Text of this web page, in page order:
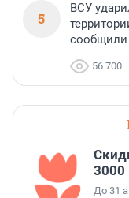
5
ВСУ
сообщили
56 700
3000
До 31